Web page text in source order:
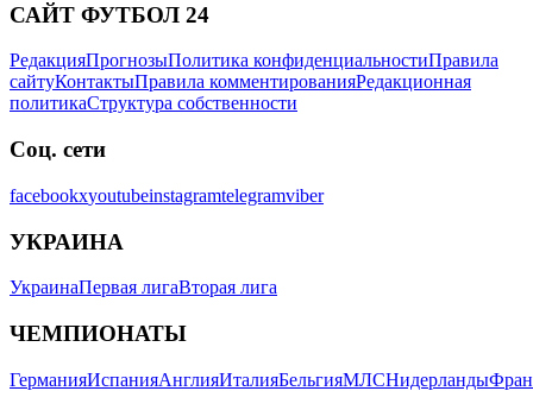
САЙТ ФУТБОЛ 24
РедакцияПрогнозыПолитика конфиденциальностиПравила
сайтуКонтактыПравила комментированияРедакционная
политикаСтруктура собственности
Соц. сети
facebookxyoutubeinstagramtelegramviber
УКРАИНА
УкраинаПервая лигаВторая лига
ЧЕМПИОНАТЫ
ГерманияИспанияАнглияИталияБельгияМЛСНидерланды